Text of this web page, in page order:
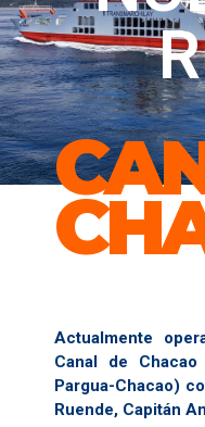
Actualmente
Canal de
Pargua-Chacao)
Ruende, Capitán